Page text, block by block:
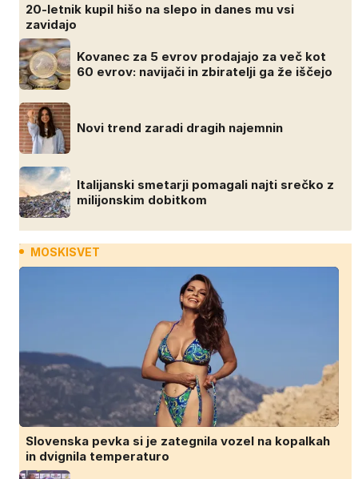
20-letnik kupil hišo na slepo in danes mu vsi
zavidajo
Kovanec za 5 evrov prodajajo za več kot
60 evrov: navijači in zbiratelji ga že iščejo
Novi trend zaradi dragih najemnin
Italijanski smetarji pomagali najti srečko z
milijonskim dobitkom
MOSKISVET
Slovenska pevka si je zategnila vozel na kopalkah
in dvignila temperaturo